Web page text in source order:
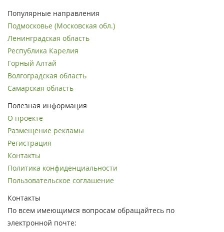
Популярные направления
Подмосковье (Московская обл.)
Ленинградская область
Республика Карелия
Горный Алтай
Волгоградская область
Самарская область
Полезная информация
О проекте
Размещение рекламы
Регистрация
Контакты
Политика конфиденциальности
Пользовательское соглашение
Контакты
По всем имеющимся вопросам обращайтесь по
электронной почте: